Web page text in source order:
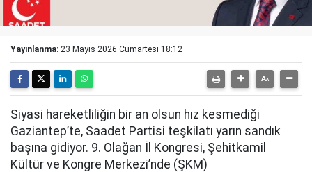
Yayınlanma: 23 Mayıs 2026 Cumartesi 18:12
Siyasi hareketliliğin bir an olsun hız kesmediği
Gaziantep’te, Saadet Partisi teşkilatı yarın sandık
başına gidiyor. 9. Olağan İl Kongresi, Şehitkamil
Kültür ve Kongre Merkezi’nde (ŞKM)